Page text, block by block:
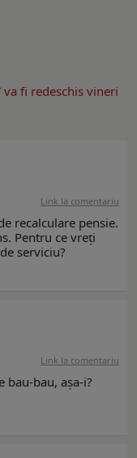
va fi redeschis vineri
Link la comentariu
recalculare pensie.
Pentru ce vreți
serviciu?
Link la comentariu
bau-bau, așa-i?